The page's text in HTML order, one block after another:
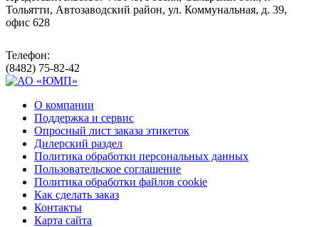
Тольятти, Автозаводский район, ул. Коммунальная, д. 39,
офис 628
Телефон:
(8482) 75-82-42
О компании
Поддержка и сервис
Опросный лист заказа этикеток
Дилерский раздел
Политика обработки персональных данных
Пользовательское соглашение
Политика обработки файлов cookie
Как сделать заказ
Контакты
Карта сайта